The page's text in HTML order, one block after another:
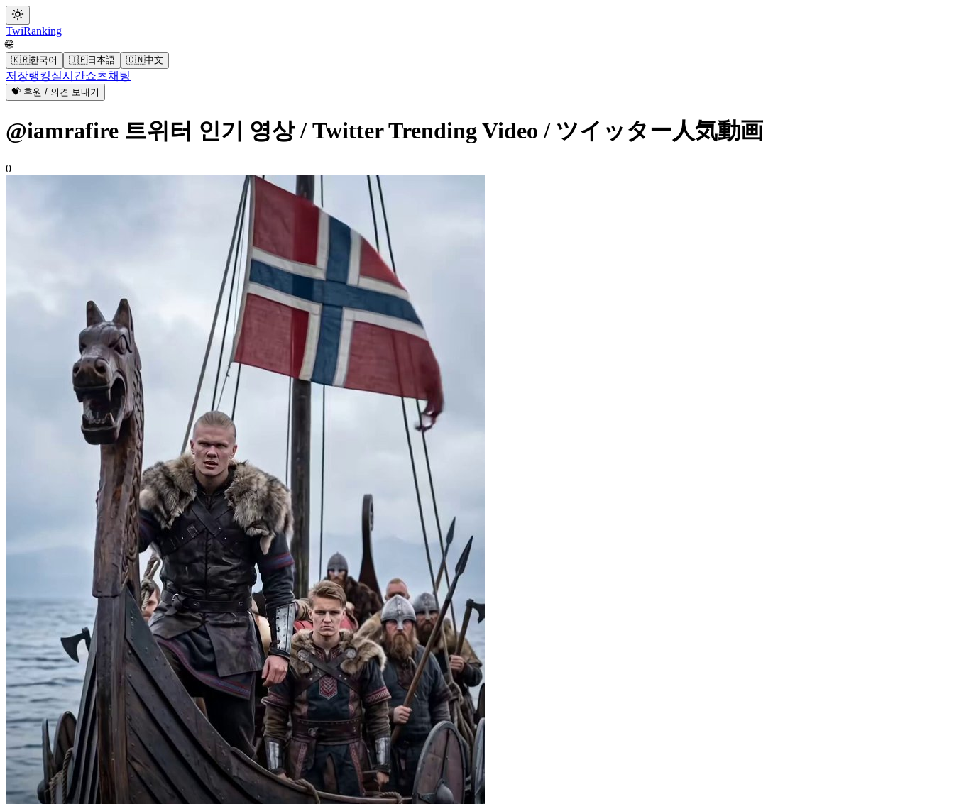
TwiRanking
🌐
🇰🇷한국어 🇯🇵日本語 🇨🇳中文
저장랭킹실시간쇼츠채팅
💝 후원 / 의견 보내기
@iamrafire 트위터 인기 영상 / Twitter Trending Video / ツイッター人気動画
0